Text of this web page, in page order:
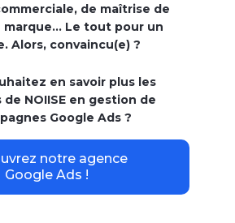
de maîtrise de
marque… Le tout pour un
Alors, convaincu(e) ?
en savoir plus les
de NOIISE en gestion de
Google Ads ?
notre agence
Google Ads !